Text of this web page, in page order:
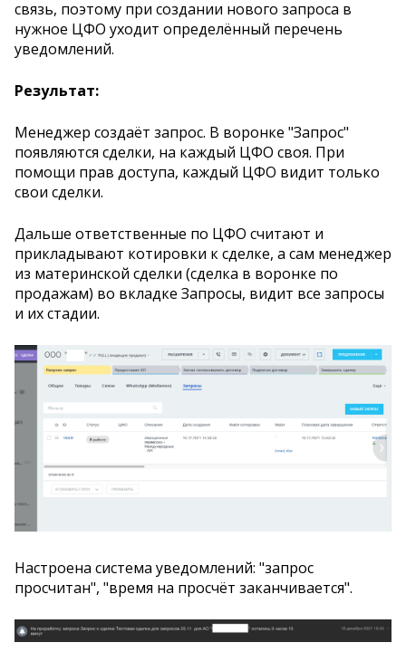
связь, поэтому при создании нового запроса в
нужное ЦФО уходит определённый перечень
уведомлений.
Результат:
Менеджер создаёт запрос. В воронке "Запрос"
появляются сделки, на каждый ЦФО своя. При
помощи прав доступа, каждый ЦФО видит только
свои сделки.
Дальше ответственные по ЦФО считают и
прикладывают котировки к сделке, а сам менеджер
из материнской сделки (сделка в воронке по
продажам) во вкладке Запросы, видит все запросы
и их стадии.
Настроена система уведомлений: "запрос
просчитан", "время на просчёт заканчивается".